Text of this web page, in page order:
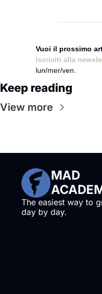
Vuoi il prossimo
Iscriviti alla
lun/mer/ven.
Keep reading
View more
MAD
The easiest way to
day by day.